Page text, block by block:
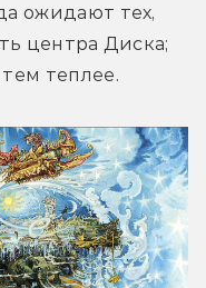
ожидают тех,
центра Диска;
теплее.